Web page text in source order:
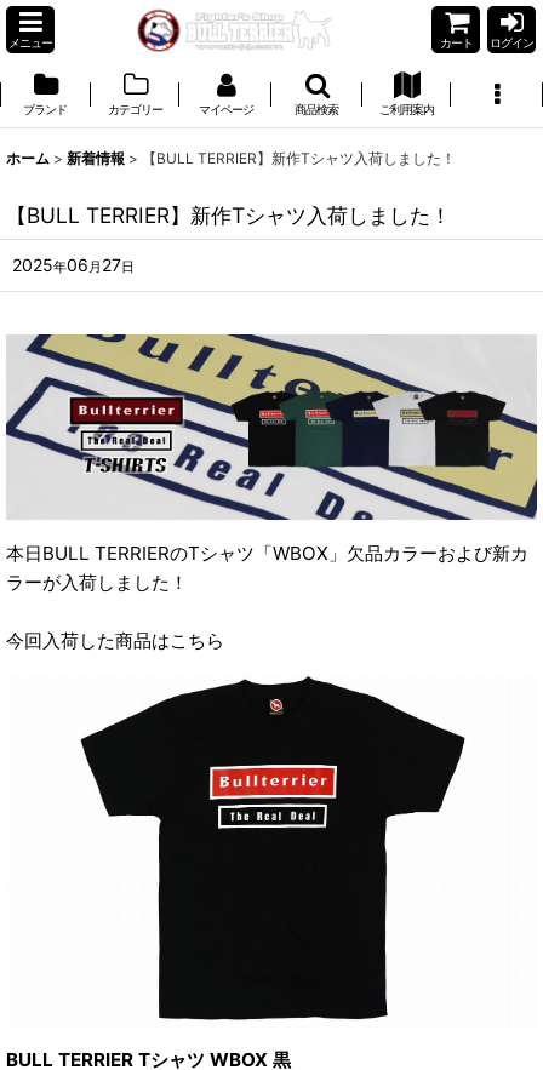
メニュー カート ログイン
ブランド カテゴリー マイページ 商品検索 ご利用案内
ホーム > 新着情報 > 【BULL TERRIER】新作Tシャツ入荷しました！
【BULL TERRIER】新作Tシャツ入荷しました！
2025年06 月 27日
本日BULL TERRIERのTシャツ「WBOX」欠品カラーおよび新カ
ラーが入荷しました！
今回入荷した商品はこちら
BULL TERRIER Tシャツ WBOX 黒